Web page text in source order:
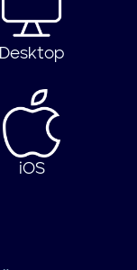
Desktop
iOS